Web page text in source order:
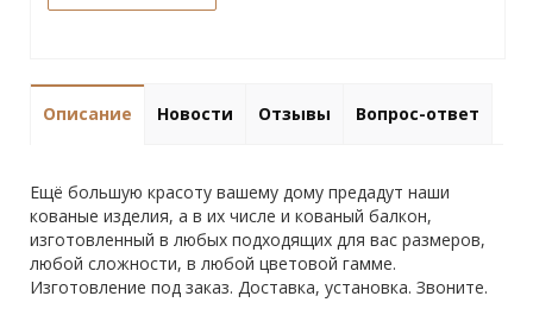
Описание Новости Отзывы Вопрос-ответ
Ещё большую красоту вашему дому предадут наши
кованые изделия, а в их числе и кованый балкон,
изготовленный в любых подходящих для вас размеров,
любой сложности, в любой цветовой гамме.
Изготовление под заказ. Доставка, установка. Звоните.